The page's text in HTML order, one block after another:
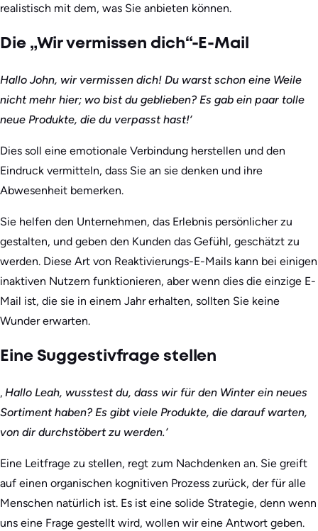
realistisch mit dem, was Sie anbieten können.
Die „Wir vermissen dich“-E-Mail
Hallo John, wir vermissen dich! Du warst schon eine Weile
nicht mehr hier; wo bist du geblieben? Es gab ein paar tolle
neue Produkte, die du verpasst hast!‘
Dies soll eine emotionale Verbindung herstellen und den
Eindruck vermitteln, dass Sie an sie denken und ihre
Abwesenheit bemerken.
Sie helfen den Unternehmen, das Erlebnis persönlicher zu
gestalten, und geben den Kunden das Gefühl, geschätzt zu
werden. Diese Art von Reaktivierungs-E-Mails kann bei einigen
inaktiven Nutzern funktionieren, aber wenn dies die einzige E-
Mail ist, die sie in einem Jahr erhalten, sollten Sie keine
Wunder erwarten.
Eine Suggestivfrage stellen
‚ Hallo Leah, wusstest du, dass wir für den Winter ein neues
Sortiment haben? Es gibt viele Produkte, die darauf warten,
von dir durchstöbert zu werden.‘
Eine Leitfrage zu stellen, regt zum Nachdenken an. Sie greift
auf einen organischen kognitiven Prozess zurück, der für alle
Menschen natürlich ist. Es ist eine solide Strategie, denn wenn
uns eine Frage gestellt wird, wollen wir eine Antwort geben.